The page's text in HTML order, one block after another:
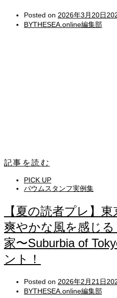
Posted on 2026年3月20日
BYTHESEA.online編集部
記事を読む
PICK UP
バウムスタンフ実例集
【夏の読者プレ】
爽やかな風を感じ
家〜Suburbia of
ント！
Posted on 2026年2月21日
BYTHESEA.online編集部